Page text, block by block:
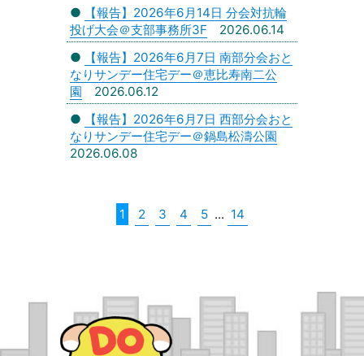
●
【報告】2026年6月14日 分会対抗輪
投げ大会＠支部事務所3F
2026.06.14
●
【報告】2026年6月7日 南部分会おと
なりサンデー住宅デー＠恵比寿南二公
園
2026.06.12
●
【報告】2026年6月7日 西部分会おと
なりサンデー住宅デー＠鍋島松濤公園
2026.06.08
1 2 3 4 5 ... 14